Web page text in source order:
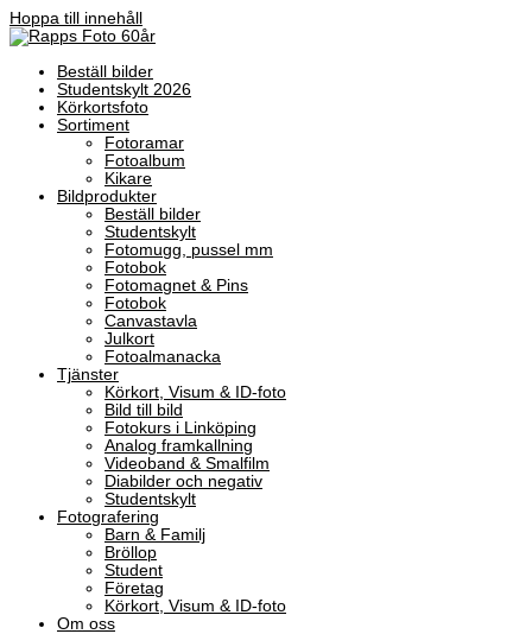
Hoppa till innehåll
Beställ bilder
Studentskylt 2026
Körkortsfoto
Sortiment
Fotoramar
Fotoalbum
Kikare
Bildprodukter
Beställ bilder
Studentskylt
Fotomugg, pussel mm
Fotobok
Fotomagnet & Pins
Fotobok
Canvastavla
Julkort
Fotoalmanacka
Tjänster
Körkort, Visum & ID-foto
Bild till bild
Fotokurs i Linköping
Analog framkallning
Videoband & Smalfilm
Diabilder och negativ
Studentskylt
Fotografering
Barn & Familj
Bröllop
Student
Företag
Körkort, Visum & ID-foto
Om oss